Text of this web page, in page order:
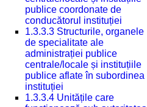
publice coordonate de
conducătorul instituției
1.3.3.3 Structurile, organele
de specialitate ale
administrației publice
centrale/locale și instituțiile
publice aflate în subordinea
instituției
1.3.3.4 Unitățile care